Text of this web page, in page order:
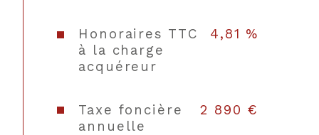
Honoraires TTC
à la charge
acquéreur
4,81 %
Taxe foncière
annuelle
2 890 €